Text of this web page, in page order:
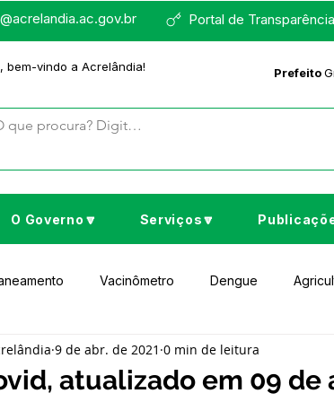
Portal de Transparência
bem-vindo a Acrelândia! Prefeito
O Governo🔽 Serviços🔽
Vacinômetro Dengue
Cultura e Lazer Educação Assistência
atualizado em 09 de
9 de abr. de 2021 0 min de leitura